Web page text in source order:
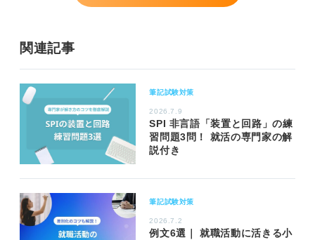
関連記事
筆記試験対策
2026.7.9
SPI 非言語「装置と回路」の練
習問題3問！ 就活の専門家の解
説付き
筆記試験対策
2026.7.2
例文6選｜ 就職活動に活きる小